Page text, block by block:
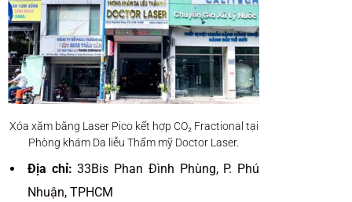
Xóa xăm bằng Laser Pico kết hợp CO₂ Fractional tại
Phòng khám Da liễu Thẩm mỹ Doctor Laser.
Địa chỉ: 33Bis Phan Đình Phùng, P. Phú
Nhuận, TPHCM